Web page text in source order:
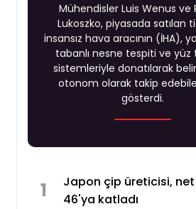
Mühendisler Luis Wenus ve
Lukoszko, piyasada satılan
insansız hava aracının (İHA),
tabanlı nesne tespiti ve yüz
sistemleriyle donatılarak
otonom olarak takip
gösterdi.
1
Japon çip üreticisi, net
46'ya katladı